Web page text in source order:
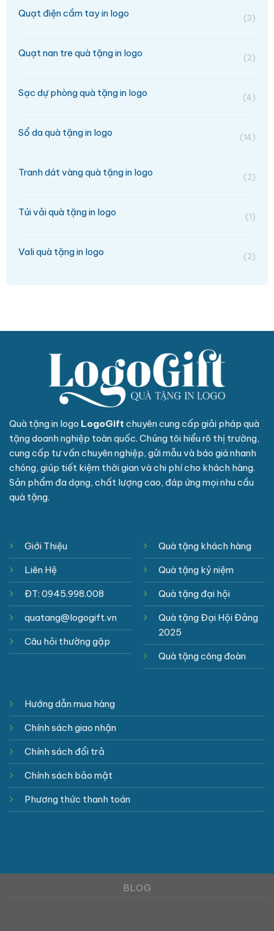
Quạt điện cầm tay in logo (3)
Quạt nan tre quà tặng in logo (2)
Sạc dự phòng quà tặng in logo (4)
Sổ da quà tặng in logo (14)
Tranh dát vàng quà tặng in logo (2)
Túi vải quà tặng in logo (1)
Vali quà tặng in logo (2)
Quà tặng in logo LogoGift chuyên cung cấp giải pháp quà
tặng doanh nghiệp toàn quốc. Chúng tôi hiểu rõ thị trường,
cung cấp tư vấn chuyên nghiệp, gửi mẫu và báo giá nhanh
chóng, giúp tiết kiệm thời gian và chi phí cho khách hàng.
Sản phẩm đa dạng, chất lượng cao, đáp ứng mọi nhu cầu
quà tặng.
Giới Thiệu
Liên Hệ
ĐT: 0945.998.008
quatang@logogift.vn
Câu hỏi thường gặp
Quà tặng khách hàng
Quà tặng kỷ niệm
Quà tặng đại hội
Quà tặng Đại Hội Đảng
2025
Quà tặng công đoàn
Hướng dẫn mua hàng
Chính sách giao nhận
Chính sách đổi trả
Chính sách bảo mật
Phương thức thanh toán
BLOG